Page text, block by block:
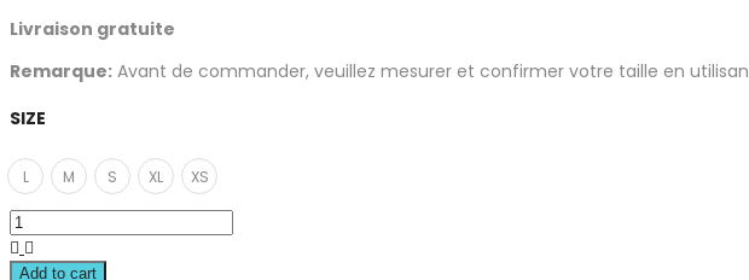
Livraison gratuite
Remarque: Avant de commander, veuillez mesurer et confirmer votre taille en
SIZE
L M S XL XS
Add to cart